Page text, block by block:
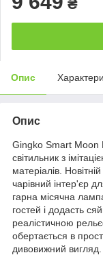
₴
Опис
Опис
Gingko Smart Moon
світильник з
матеріалів.
чарівний інтер'єр
гарна місячна
гостей і додасть
реалістичною
обертається в
дивовижний